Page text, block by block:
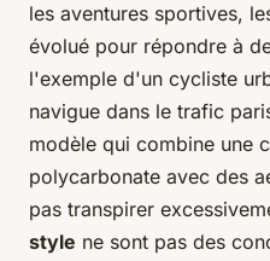
les aventures sportives,
évolué pour répondre à
l'exemple d'un cycliste
navigue dans le trafic
modèle qui combine une
polycarbonate avec des
pas transpirer
style ne sont pas des